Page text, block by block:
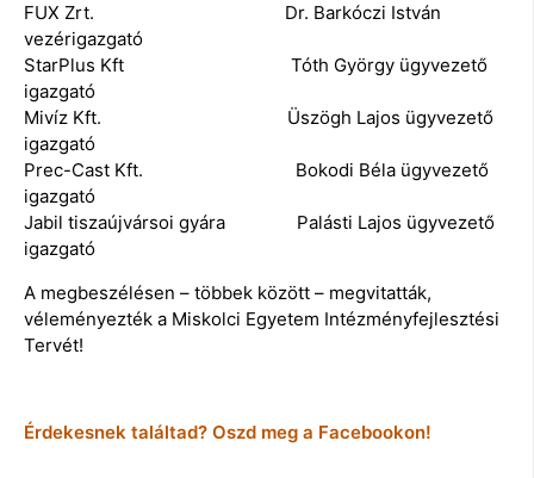
FUX Zrt. Dr. Barkóczi István
vezérigazgató
StarPlus Kft Tóth György ügyvezető
igazgató
Mivíz Kft. Üszögh Lajos ügyvezető
igazgató
Prec-Cast Kft. Bokodi Béla ügyvezető
igazgató
Jabil tiszaújvársoi gyára Palásti Lajos ügyvezető
igazgató
A megbeszélésen – többek között – megvitatták,
véleményezték a Miskolci Egyetem Intézményfejlesztési
Tervét!
Érdekesnek találtad? Oszd meg a Facebookon!